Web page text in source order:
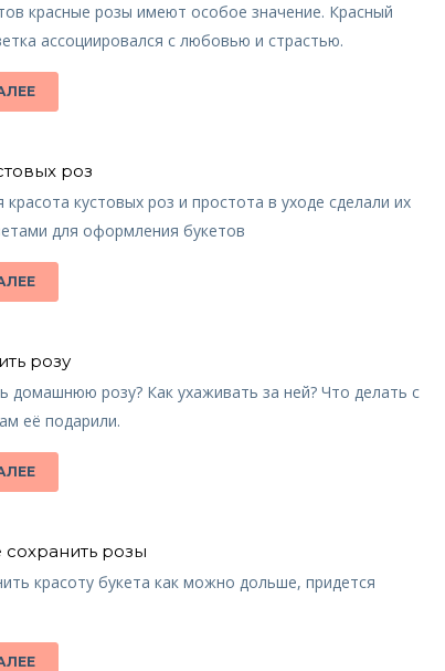
красные розы имеют особое значение. Красный
ассоциировался с любовью и страстью.
роз
красота кустовых роз и простота в уходе сделали их
для оформления букетов
розу
домашнюю розу? Как ухаживать за ней? Что делать с
её подарили.
розы
красоту букета как можно дольше, придется